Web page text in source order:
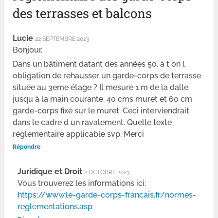
des terrasses et balcons
Lucie 22 SEPTEMBRE 2023
Bonjour,
Dans un bâtiment datant des années 50, à t on l
obligation de rehausser un garde-corps de terrasse
située au 3eme étage ? Il mesure 1 m de la dalle
jusqu à la main courante. 40 cms muret et 60 cm
garde-corps fixé sur le muret. Ceci interviendrait
dans le cadre d un ravalement. Quelle texte
réglementaire applicable svp. Merci
Répondre
Juridique et Droit 2 OCTOBRE 2023
Vous trouverez les informations ici:
https://www.le-garde-corps-francais.fr/normes-
reglementations.asp